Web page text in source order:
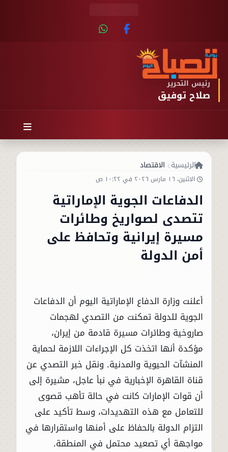
رئيس التحرير
صلاح توفيق
الرئيسية الاقتصاد
الاثنين، ١٦ مارس ٢٠٢٦ في ١٠:٢٢ ص
الدفاعات الجوية الإماراتية
تتصدى لصواريخ وطائرات
مسيرة إيرانية وتحافظ على
أمن الدولة
أعلنت وزارة الدفاع الإماراتية اليوم أن الدفاعات
الجوية للدولة تمكنت من التصدي لهجمات
صاروخية وطائرات مسيرة قادمة من إيران،
مؤكدة أنها اتخذت كل الإجراءات اللازمة لحماية
المنشآت الحيوية والمدنية. ونقل خبر التصدي عن
قناة القاهرة الإخبارية في نبأ عاجل، مشيرة إلى
أن قوات الإمارات كانت في حالة تأهب قصوى
للتعامل مع هذه التهديدات، وسط تأكيد على
التزام الدولة بالحفاظ على أمنها واستقرارها في
مواجهة أي تصعيد محتمل في المنطقة.